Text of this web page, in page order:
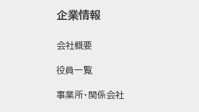
企業情報
会社概要
役員一覧
事業所・関係会社